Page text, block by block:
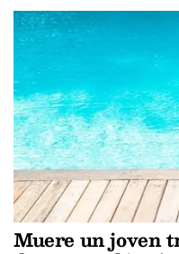
Muere un joven